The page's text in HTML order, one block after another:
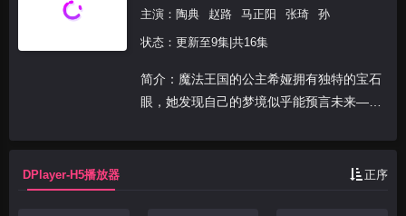
主演： 陶典 赵路 马正阳 张琦 孙
状态：更新至9集|共16集
简介：魔法王国的公主希娅拥有独特的宝石
眼，她发现自己的梦境似乎能预言未来——
谋，父亲险些因黑魔法丧命，自己也被放逐
远方。随着希娅长大，命运中的人物相继出
DPlayer-H5播放器 正序